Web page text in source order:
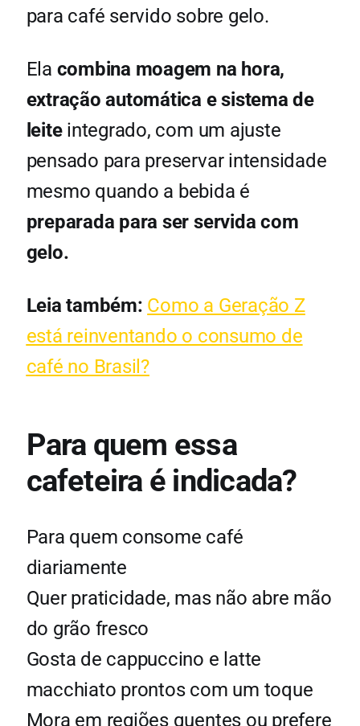
para café servido sobre gelo.
Ela combina moagem na hora,
extração automática e sistema de
leite integrado, com um ajuste
pensado para preservar intensidade
mesmo quando a bebida é
preparada para ser servida com
gelo.
Leia também: Como a Geração Z
está reinventando o consumo de
café no Brasil?
Para quem essa
cafeteira é indicada?
Para quem consome café
diariamente
Quer praticidade, mas não abre mão
do grão fresco
Gosta de cappuccino e latte
macchiato prontos com um toque
Mora em regiões quentes ou prefere